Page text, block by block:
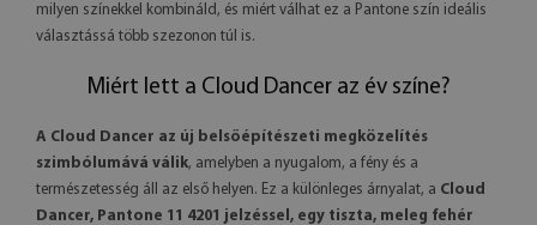
milyen színekkel kombináld, és miért válhat ez a Pantone szín ideális
választássá több szezonon túl is.
Miért lett a Cloud Dancer az év színe?
A Cloud Dancer az új belsőépítészeti megközelítés
szimbólumává válik, amelyben a nyugalom, a fény és a
természetesség áll az első helyen. Ez a különleges árnyalat, a Cloud
Dancer, Pantone 11 4201 jelzéssel, egy tiszta, meleg fehér